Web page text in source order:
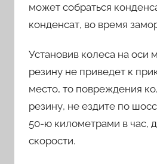
может собраться
конденсат, во время
Установив колеса на оси
резину не приведет к
место, то повреждения
резину, не ездите по
50-ю километрами в час,
скорости.